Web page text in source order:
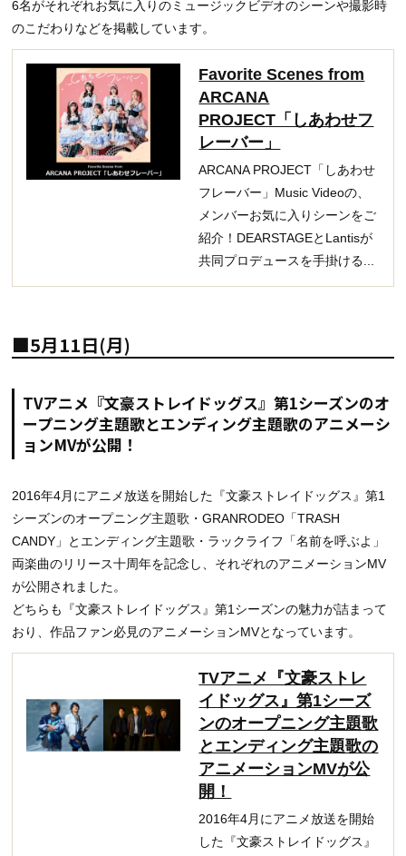
6名がそれぞれお気に入りのミュージックビデオのシーンや撮影時
のこだわりなどを掲載しています。
Favorite Scenes from
ARCANA
PROJECT「しあわせフ
レーバー」
ARCANA PROJECT「しあわせ
フレーバー」Music Videoの、
メンバーお気に入りシーンをご
紹介！DEARSTAGEとLantisが
共同プロデュースを手掛ける...
■5月11日(月)
TVアニメ『文豪ストレイドッグス』第1シーズンのオ
ープニング主題歌とエンディング主題歌のアニメーシ
ョンMVが公開！
2016年4月にアニメ放送を開始した『文豪ストレイドッグス』第1
シーズンのオープニング主題歌・GRANRODEO「TRASH
CANDY」とエンディング主題歌・ラックライフ「名前を呼ぶよ」
両楽曲のリリース十周年を記念し、それぞれのアニメーションMV
が公開されました。
どちらも『文豪ストレイドッグス』第1シーズンの魅力が詰まって
おり、作品ファン必見のアニメーションMVとなっています。
TVアニメ『文豪ストレ
イドッグス』第1シーズ
ンのオープニング主題歌
とエンディング主題歌の
アニメーションMVが公
開！
2016年4月にアニメ放送を開始
した『文豪ストレイドッグス』